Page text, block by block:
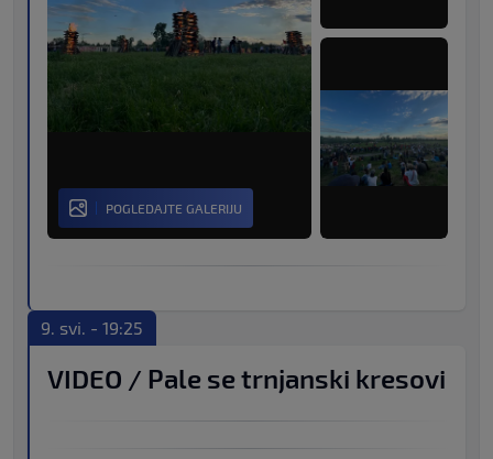
POGLEDAJTE GALERIJU
9. svi. - 19:25
VIDEO / Pale se trnjanski kresovi